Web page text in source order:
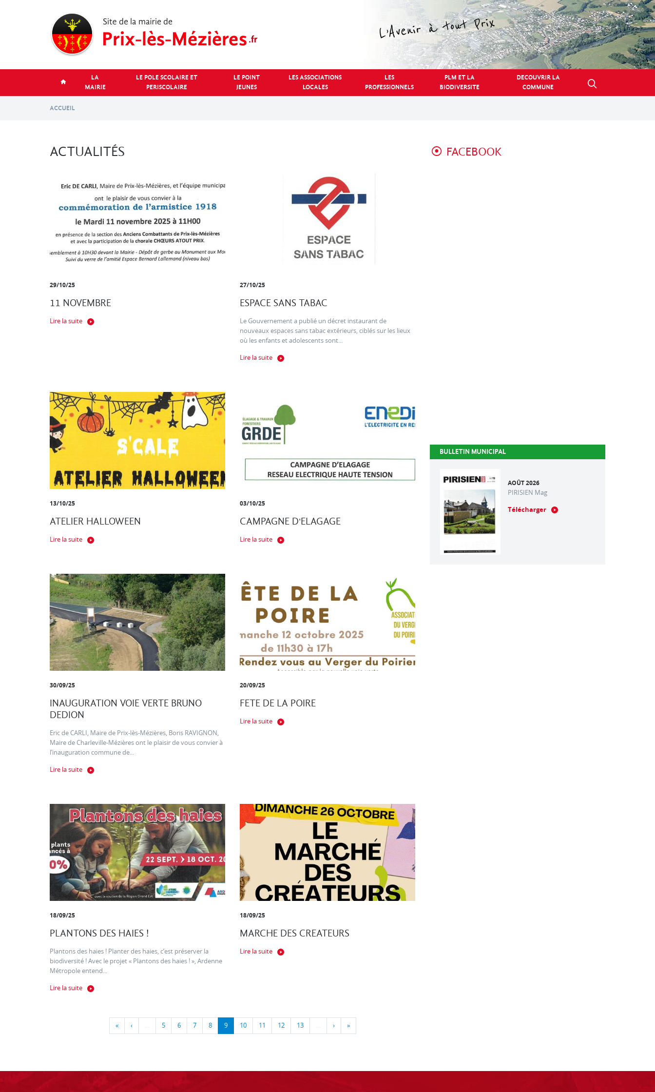
LA
MAIRIE
LE POLE SCOLAIRE ET
PERISCOLAIRE
LE POINT
JEUNES
LES ASSOCIATIONS
LOCALES
LES
PROFESSIONNELS
PLM ET LA
BIODIVERSITE
DECOUVRIR LA
COMMUNE
ACCUEIL
ACTUALITÉS
29/10/25
11 NOVEMBRE
Lire la suite
27/10/25
ESPACE SANS TABAC
Le Gouvernement a publié un décret instaurant de
nouveaux espaces sans tabac extérieurs, ciblés sur les lieux
où les enfants et adolescents sont...
Lire la suite
13/10/25
ATELIER HALLOWEEN
Lire la suite
03/10/25
CAMPAGNE D'ELAGAGE
Lire la suite
30/09/25
INAUGURATION VOIE VERTE BRUNO
DEDION
Eric de CARLI, Maire de Prix-lès-Mézières, Boris RAVIGNON,
Maire de Charleville-Mézières ont le plaisir de vous convier à
l’inauguration commune de...
Lire la suite
20/09/25
FETE DE LA POIRE
Lire la suite
18/09/25
PLANTONS DES HAIES !
Plantons des haies ! Planter des haies, c’est préserver la
biodiversité ! Avec le projet « Plantons des haies ! », Ardenne
Métropole entend...
Lire la suite
18/09/25
MARCHE DES CREATEURS
Lire la suite
« ‹ … 5 6 7 8 9 10 11 12 13 … › »
FACEBOOK
BULLETIN MUNICIPAL
AOÛT 2026
PIRISIEN Mag
Télécharger